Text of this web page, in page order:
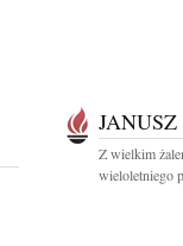
Z wielkim
wieloletniego